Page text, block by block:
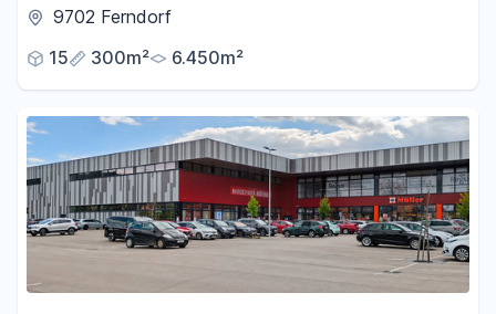
Alpenstil. Alleinlage unverbaubarer Seeblick
9702 Ferndorf
15
300m² 6.450m²